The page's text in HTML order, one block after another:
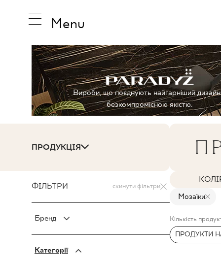
Menu
ДЛЯ
Вироби, що поєднують найгарніший
безкомпромісною якістю.
ПРОДУКЦІЯ
ФІЛЬТРИ скинути фільтри
Бренд
PARADYŻ Classica
Категорії
Mозаїки
Кількість
ПРОДУКТИ